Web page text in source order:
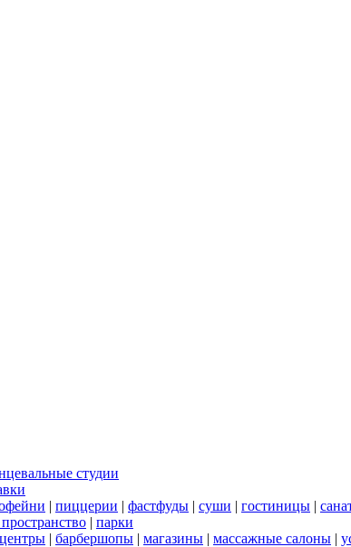
студии
| пиццерии | фастфуды | суши | гостиницы |
| парки
| барбершопы | магазины | массажные салоны |